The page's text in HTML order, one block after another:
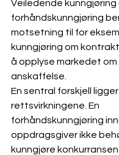
Veiledende kunngjøring
forhåndskunngjøring
motsetning til for
kunngjøring om
å opplyse markedet om
anskaffelse.
En sentral forskjell ligger
rettsvirkningene. En
forhåndskunngjøring
oppdragsgiver ikke
kunngjøre